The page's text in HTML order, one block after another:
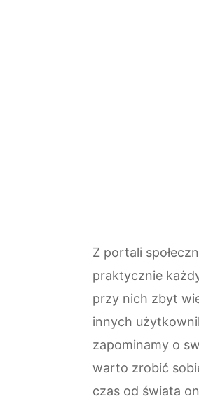
Z portali
praktycznie
przy nich zbyt
innych
zapominamy o
warto zrobić
czas od świata